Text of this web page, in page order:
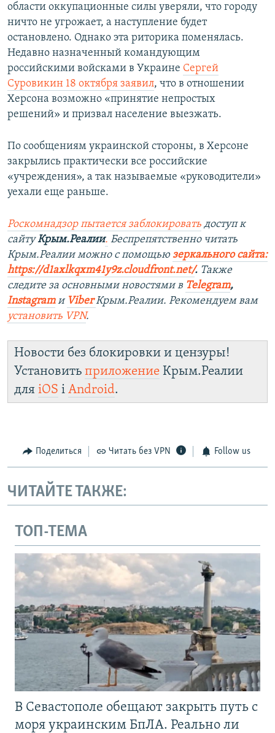
области оккупационные силы уверяли, что городу
ничто не угрожает, а наступление будет
остановлено. Однако эта риторика поменялась.
Недавно назначенный командующим
российскими войсками в Украине Сергей
Суровикин 18 октября заявил, что в отношении
Херсона возможно «принятие непростых
решений» и призвал население выезжать.
По сообщениям украинской стороны, в Херсоне
закрылись практически все российские
«учреждения», а так называемые «руководители»
уехали еще раньше.
Роскомнадзор пытается заблокировать доступ к
сайтуКрым.Реалии. Беспрепятственно читать
Крым.Реалии можно с помощью зеркального сайта:
https://d1axlkqxm41y9z.cloudfront.net/. ​ Также
следите за основными новостями в Telegram,
Instagram и ViberКрым.Реалии. Рекомендуем вам
установить VPN.
Новости без блокировки и цензуры!
Установить приложение Крым.Реалии
для iOS і Android.
Поделиться Читать без VPN Follow us
ЧИТАЙТЕ ТАКЖЕ:
ТОП-ТЕМА
В Севастополе обещают закрыть путь с
моря украинским БпЛА. Реально ли